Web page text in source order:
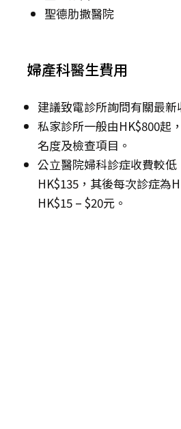
聖德肋撒醫院
婦產科醫生費用
建議致電診所詢問有關最新
私家診所一般由HK$800起
名度及檢查項目。
公立醫院婦科診症收費較低
HK$135，其後每次診症為
HK$15 – $20元。